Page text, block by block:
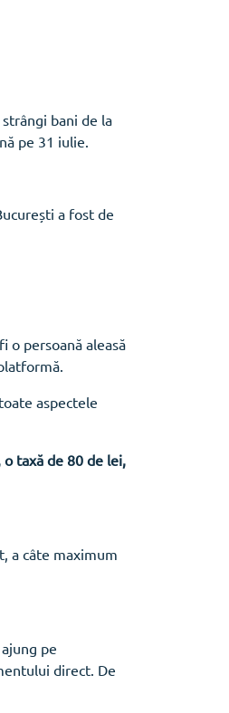
bani de la
pe 31 iulie.
a fost de
o persoană aleasă
aspectele
taxă de 80 de lei,
a câte maximum
pe
direct. De